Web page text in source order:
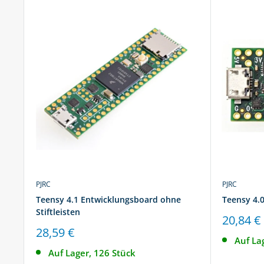
PJRC
Teensy 4.1 Entwicklungsboard ohne
Stiftleisten
Sonderpreis
28,59 €
Auf Lager, 126 Stück
PJRC
Teensy
20,84 €
Auf